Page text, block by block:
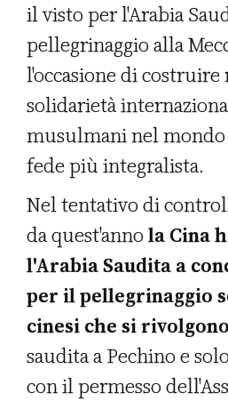
il visto per l'Arabia
pellegrinaggio alla
l'occasione di
solidarietà
musulmani nel
fede più integralista.
Nel tentativo di
da quest'annola Cina
l'Arabia Saudita a
per il pellegrinaggio
cinesi che si
saudita a Pechino e
con il permesso